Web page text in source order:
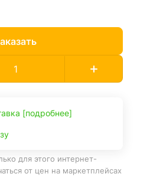
[подробнее]
для этого интернет-
от цен на маркетплейсах